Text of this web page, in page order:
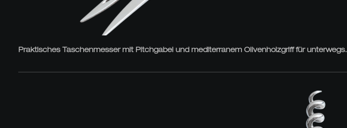
Praktisches Taschenmesser mit Pitchgabel und mediterranem Olivenholzgriff für unterwegs.